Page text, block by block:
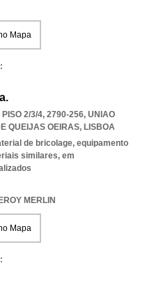
Mapa
2/3/4, 2790-256, UNIAO
QUEIJAS OEIRAS, LISBOA
de bricolage, equipamento
similares, em
MERLIN
Mapa